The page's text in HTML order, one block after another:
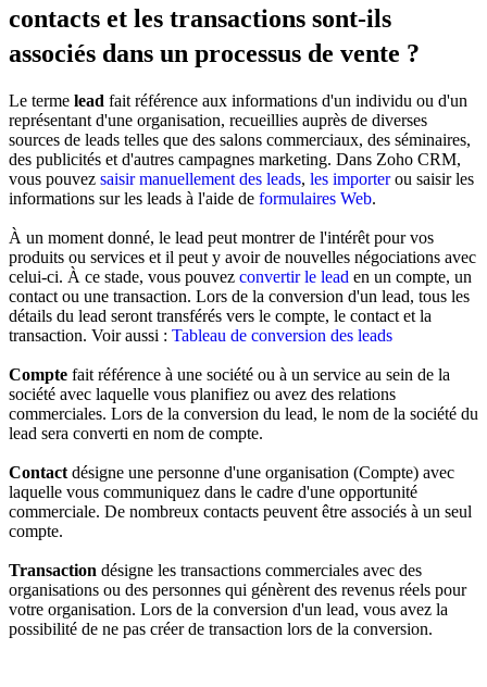
contacts et les transactions sont-ils
associés dans un processus de vente ?
Le terme lead fait référence aux informations d'un individu ou d'un
représentant d'une organisation, recueillies auprès de diverses
sources de leads telles que des salons commerciaux, des séminaires,
des publicités et d'autres campagnes marketing. Dans Zoho CRM,
vous pouvez saisir manuellement des leads, les importerou saisir les
informations sur les leads à l'aide de formulaires Web.
À un moment donné, le lead peut montrer de l'intérêt pour vos
produits ou services et il peut y avoir de nouvelles négociations avec
celui-ci. À ce stade, vous pouvez convertir le lead en un compte, un
contact ou une transaction. Lors de la conversion d'un lead, tous les
détails du lead seront transférés vers le compte, le contact et la
transaction. Voir aussi : Tableau de conversion des leads
Compte fait référence à une société ou à un service au sein de la
société avec laquelle vous planifiez ou avez des relations
commerciales. Lors de la conversion du lead, le nom de la société du
lead sera converti en nom de compte.
Contact désigne une personne d'une organisation (Compte) avec
laquelle vous communiquez dans le cadre d'une opportunité
commerciale. De nombreux contacts peuvent être associés à un seul
compte.
Transaction désigne les transactions commerciales avec des
organisations ou des personnes qui génèrent des revenus réels pour
votre organisation. Lors de la conversion d'un lead, vous avez la
possibilité de ne pas créer de transaction lors de la conversion.